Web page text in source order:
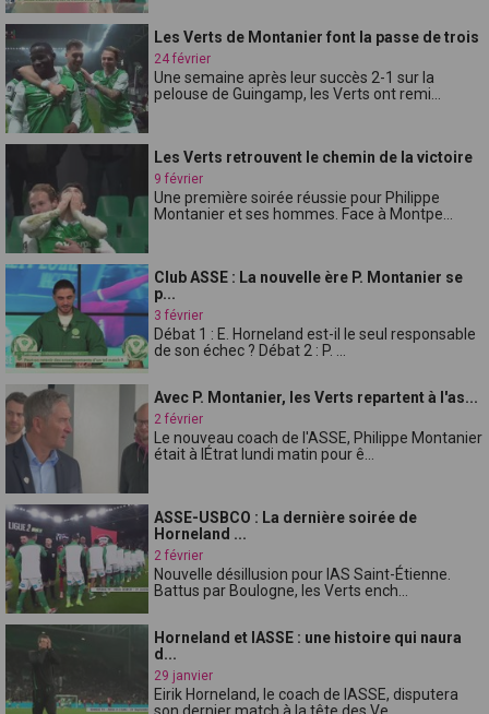
Les Verts de Montanier font la passe de trois
24 février
Une semaine après leur succès 2-1 sur la
pelouse de Guingamp, les Verts ont remi...
Les Verts retrouvent le chemin de la victoire
9 février
Une première soirée réussie pour Philippe
Montanier et ses hommes. Face à Montpe...
Club ASSE : La nouvelle ère P. Montanier se
p...
3 février
Débat 1 : E. Horneland est-il le seul responsable
de son échec ? Débat 2 : P. ...
Avec P. Montanier, les Verts repartent à l'as...
2 février
Le nouveau coach de l'ASSE, Philippe Montanier
était à lÉtrat lundi matin pour ê...
ASSE-USBCO : La dernière soirée de
Horneland ...
2 février
Nouvelle désillusion pour lAS Saint-Étienne.
Battus par Boulogne, les Verts ench...
Horneland et lASSE : une histoire qui naura
d...
29 janvier
Eirik Horneland, le coach de lASSE, disputera
son dernier match à la tête des Ve...